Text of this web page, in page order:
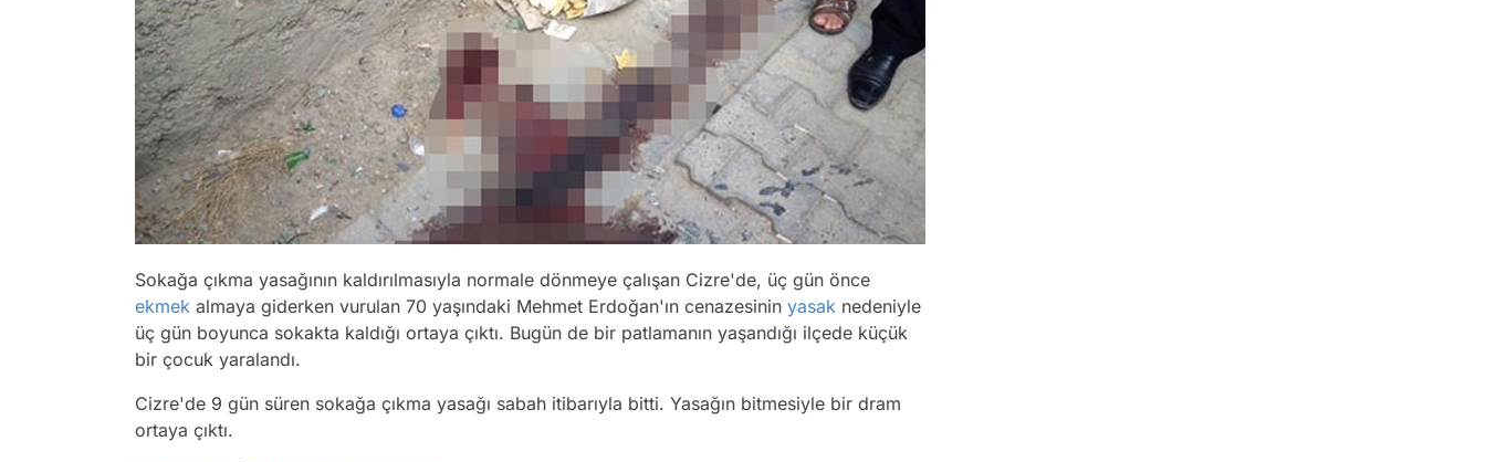
Sokağa çıkma yasağının kaldırılmasıyla normale dönmeye çalışan Cizre'de, üç gün önce
ekmek almaya giderken vurulan 70 yaşındaki Mehmet Erdoğan'ın cenazesinin yasak nedeniyle
üç gün boyunca sokakta kaldığı ortaya çıktı. Bugün de bir patlamanın yaşandığı ilçede küçük
bir çocuk yaralandı.
Cizre'de 9 gün süren sokağa çıkma yasağı sabah itibarıyla bitti. Yasağın bitmesiyle bir dram
ortaya çıktı.